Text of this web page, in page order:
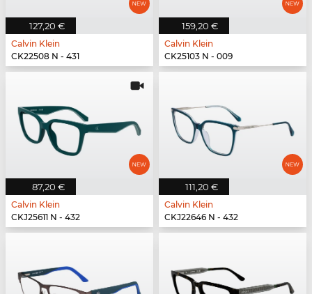
127,20 €
Calvin Klein
CK22508 N - 431
159,20 €
Calvin Klein
CK25103 N - 009
87,20 €
Calvin Klein
CKJ25611 N - 432
111,20 €
Calvin Klein
CKJ22646 N - 432